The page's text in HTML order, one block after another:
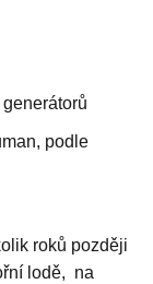
podle
roků později
lodě, na